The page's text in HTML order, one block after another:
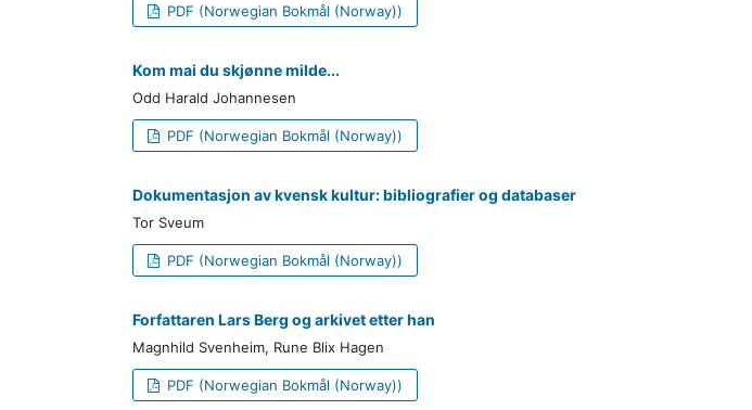
PDF (Norwegian Bokmål (Norway))
Kom mai du skjønne milde...
Odd Harald Johannesen
PDF (Norwegian Bokmål (Norway))
Dokumentasjon av kvensk kultur: bibliografier og databaser
Tor Sveum
PDF (Norwegian Bokmål (Norway))
Forfattaren Lars Berg og arkivet etter han
Magnhild Svenheim, Rune Blix Hagen
PDF (Norwegian Bokmål (Norway))